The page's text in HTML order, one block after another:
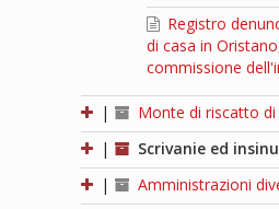
Registro
di casa in
commissione
|
Monte di riscatto di
|
Scrivanie ed
|
Amministrazioni